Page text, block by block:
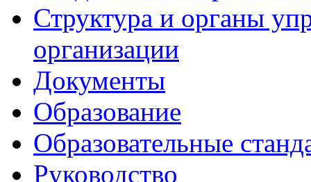
Структура и органы
организации
Документы
Образование
Образовательные
Руководство